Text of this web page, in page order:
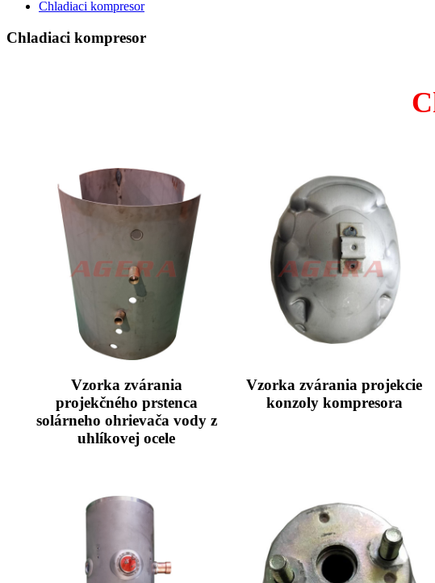
Chladiaci kompresor
Chladiaci kompresor
Vzorka zvárania
projekčného prstenca
solárneho ohrievača vody z
uhlíkovej ocele
Vzorka zvárania projekcie
konzoly kompresora